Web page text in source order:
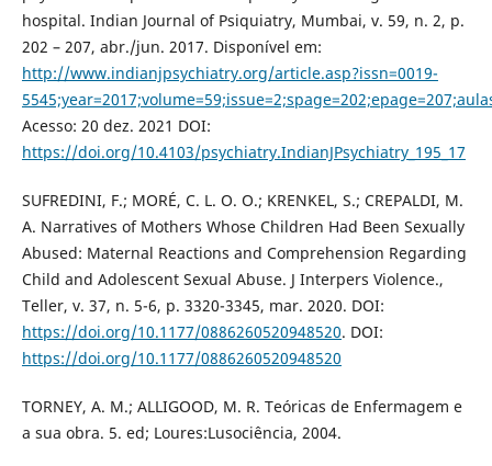
hospital. Indian Journal of Psiquiatry, Mumbai, v. 59, n. 2, p.
202 – 207, abr./jun. 2017. Disponível em:
http://www.indianjpsychiatry.org/article.asp?issn=0019-
Acesso: 20 dez. 2021 DOI:
https://doi.org/10.4103/psychiatry.IndianJPsychiatry_195_17
SUFREDINI, F.; MORÉ, C. L. O. O.; KRENKEL, S.; CREPALDI, M.
A. Narratives of Mothers Whose Children Had Been Sexually
Abused: Maternal Reactions and Comprehension Regarding
Child and Adolescent Sexual Abuse. J Interpers Violence.,
Teller, v. 37, n. 5-6, p. 3320-3345, mar. 2020. DOI:
https://doi.org/10.1177/0886260520948520. DOI:
https://doi.org/10.1177/0886260520948520
TORNEY, A. M.; ALLIGOOD, M. R. Teóricas de Enfermagem e
a sua obra. 5. ed; Loures:Lusociência, 2004.